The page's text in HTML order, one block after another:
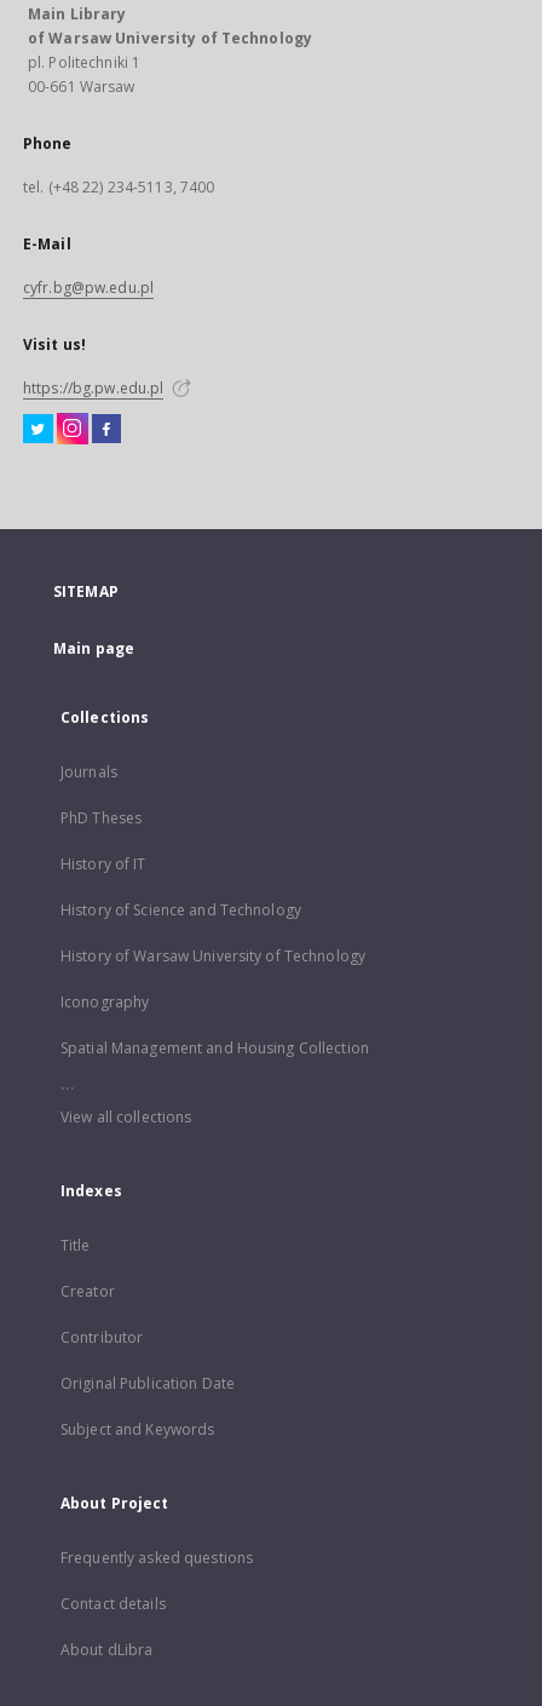
Main Library
of Warsaw University of Technology
pl. Politechniki 1
00-661 Warsaw
Phone
tel. (+48 22) 234-5113, 7400
E-Mail
cyfr.bg@pw.edu.pl
Visit us!
https://bg.pw.edu.pl
SITEMAP
Main page
Collections
Journals
PhD Theses
History of IT
History of Science and Technology
History of Warsaw University of Technology
Iconography
Spatial Management and Housing Collection
...
View all collections
Indexes
Title
Creator
Contributor
Original Publication Date
Subject and Keywords
About Project
Frequently asked questions
Contact details
About dLibra